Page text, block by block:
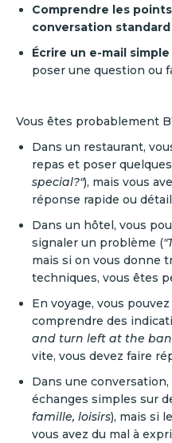
Comprendre les
conversation standard
Écrire un e-mail
poser une question ou
Vous êtes probablement
Dans un restaurant,
repas et poser
special?"), mais vous
réponse rapide ou
Dans un hôtel, vous
signaler un problème (
mais si on vous donne
techniques, vous êtes
En voyage, vous
comprendre des
and turn left at the
vite, vous devez faire
Dans une
échanges simples sur
famille, loisirs), mais si
vous avez du mal à